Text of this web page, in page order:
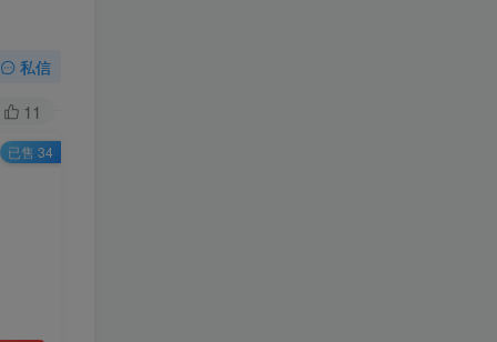
私信
11
已售 34